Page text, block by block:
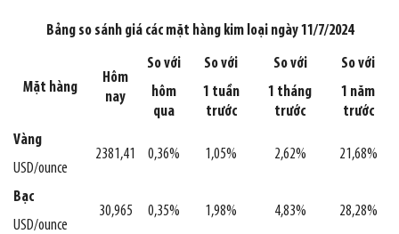
Bảng so sánh giá các mặt hàng kim loại ngày 11/7/2024
Mặt hàng
Hôm
nay
So với
hôm
qua
So với
1 tuần
trước
So với
1 tháng
trước
So với
1 năm
trước
Vàng
USD/ounce
2381,41 0,36% 1,05% 2,62% 21,68%
Bạc
USD/ounce
30,965 0,35% 1,98% 4,83% 28,28%